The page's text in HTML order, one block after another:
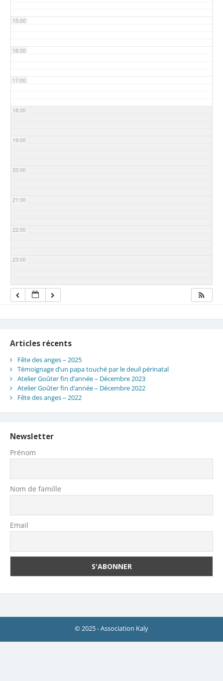
15:00
16:00
17:00
18:00
19:00
20:00
21:00
22:00
23:00
Articles récents
Fête des anges – 2025
Témoignage d’un papa touché par le deuil périnatal
Atelier Goûter fin d’année – Décembre 2023
Atelier Goûter fin d’année – Décembre 2022
Fête des anges – 2022
Newsletter
Prénom
Nom de famille
Email
© 2025 - Association Kaly